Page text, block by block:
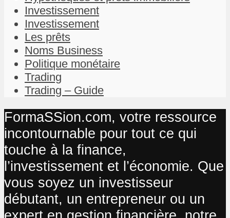
Investissement
Investissement
Les prêts
Noms Business
Politique monétaire
Trading
Trading – Guide
FormaSSion.com, votre ressource
incontournable pour tout ce qui
touche à la finance,
l’investissement et l’économie. Que
vous soyez un investisseur
débutant, un entrepreneur ou un